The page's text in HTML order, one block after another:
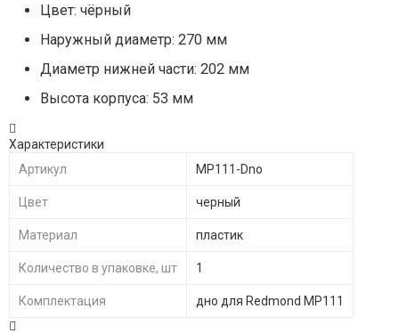
Цвет: чёрный
Наружный диаметр: 270 мм
Диаметр нижней части: 202 мм
Высота корпуса: 53 мм
Характеристики
Артикул
MP111-Dno
Цвет черный
Материал пластик
Количество в упаковке, шт 1
Комплектация дно для Redmond MP111